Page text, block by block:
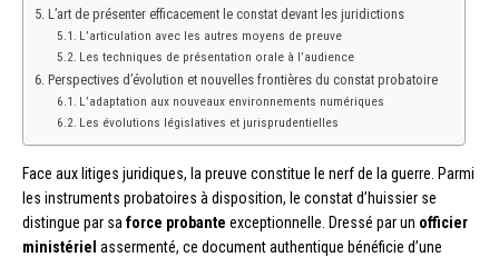
L’art de présenter efficacement le constat devant les juridictions
L’articulation avec les autres moyens de preuve
Les techniques de présentation orale à l’audience
Perspectives d’évolution et nouvelles frontières du constat probatoire
L’adaptation aux nouveaux environnements numériques
Les évolutions législatives et jurisprudentielles
Face aux litiges juridiques, la preuve constitue le nerf de la guerre. Parmi
les instruments probatoires à disposition, le constat d’huissier se
distingue par sa force probante exceptionnelle. Dressé par un officier
ministériel assermenté, ce document authentique bénéficie d’une